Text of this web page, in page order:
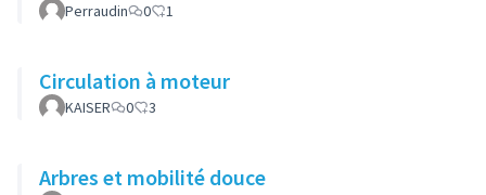
Perraudin 0 1
Circulation à moteur
KAISER 0 3
Arbres et mobilité douce